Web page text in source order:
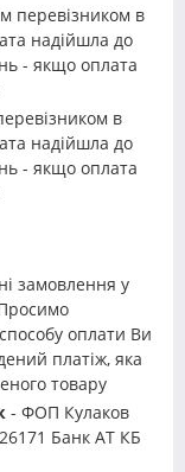
перевізником в
надійшла до
- якщо оплата
в
надійшла до
- якщо оплата
замовлення у
оплати Ви
платіж, яка
товару
- ФОП Кулаков
Банк АТ КБ